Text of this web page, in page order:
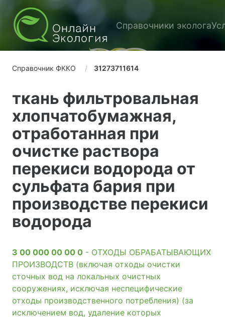
Справочники эколога
Справочник ФККО 31273711614
ткань фильтровальная
хлопчатобумажная,
отработанная при
очистке раствора
перекиси водорода от
сульфата бария при
производстве перекиси
водорода
3 00 000 00 00 0 - ОТХОДЫ ОБРАБАТЫВАЮЩИХ
ПРОИЗВОДСТВ (включая отходы очистки
сточных вод на локальных очистных
сооружениях, исключая неспецифические
отходы производственного потребления) (за
исключением вод, удаление которых